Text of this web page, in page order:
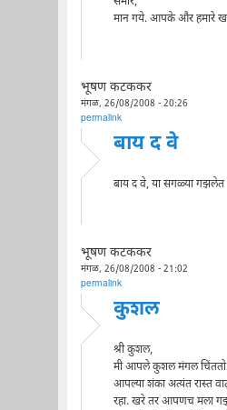
मान गये. आपके और हमारे
भूषण कटककर
मंगळ, 26/08/2008 - 20:26
permalink
बाय द वे
बाय द वे, या सगळ्या
भूषण कटककर
मंगळ, 26/08/2008 - 21:02
permalink
कुशल
श्री कुशल,
मी आपले कुशल मंगल चिंततो.
आपल्या शंका अत्यंत रास्त
रहा. खरे तर आपणच मला